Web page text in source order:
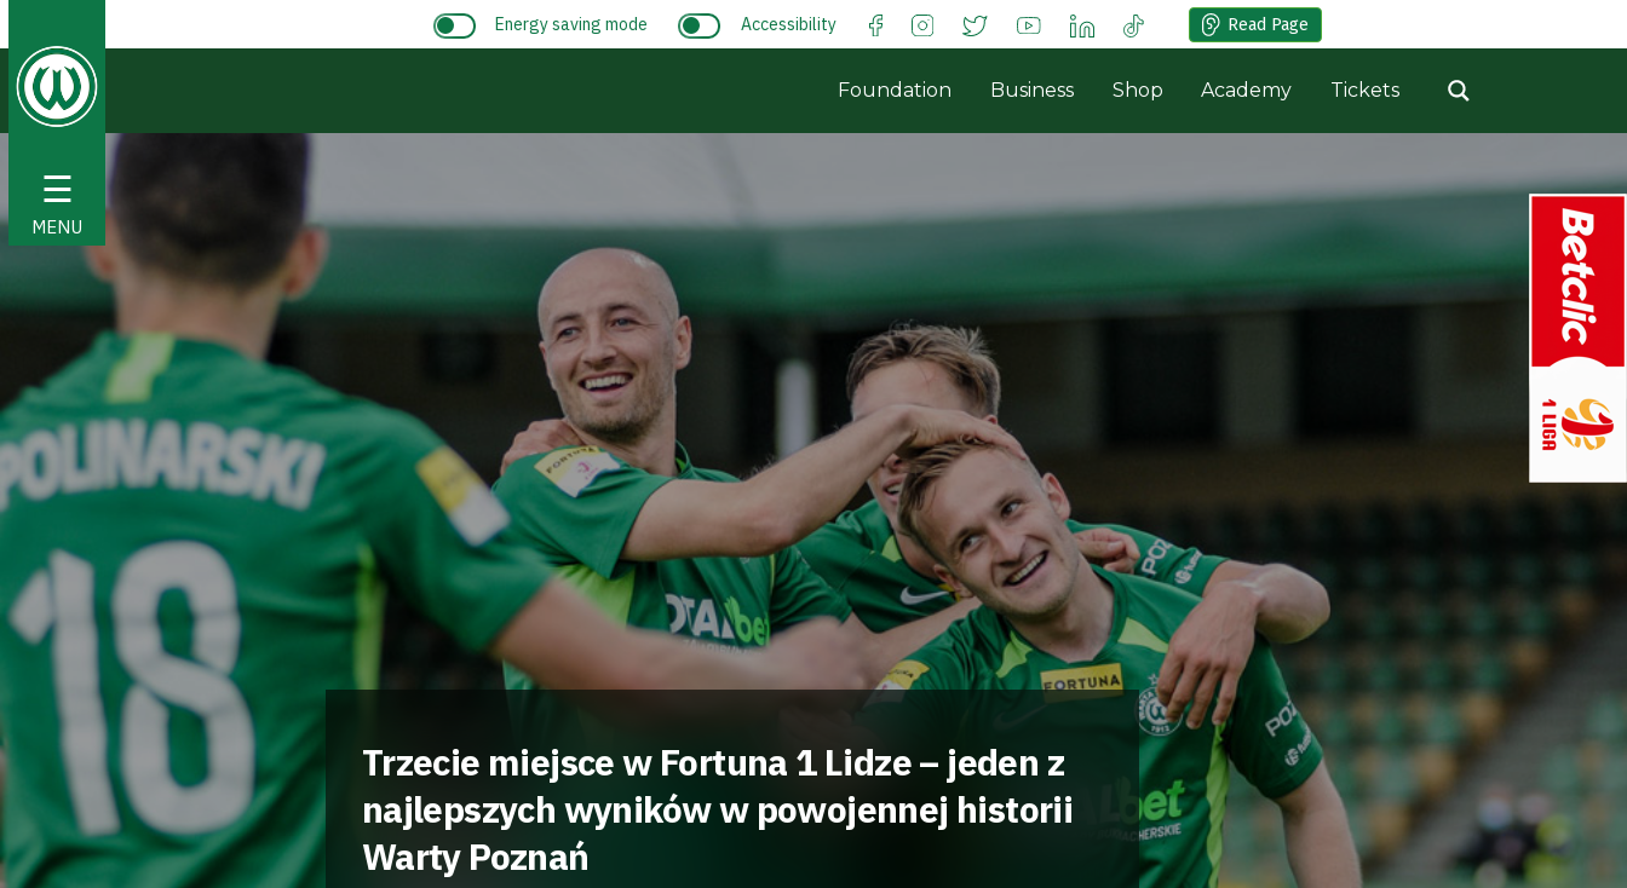
☰
MENU
Energy saving mode Accessibility Read Page
Foundation Business Shop Academy Tickets
Trzecie miejsce w Fortuna 1 Lidze – jeden z
najlepszych wyników w powojennej historii
Warty Poznań